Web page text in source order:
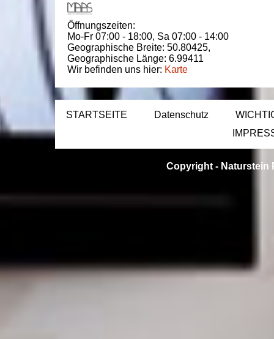
Öffnungszeiten:
Mo-Fr 07:00 - 18:00, Sa 07:00 - 14:00
Geographische Breite: 50.80425,
Geographische Länge: 6.99411
Wir befinden uns hier: Karte
STARTSEITE Datenschutz
Copyright - Naturstein